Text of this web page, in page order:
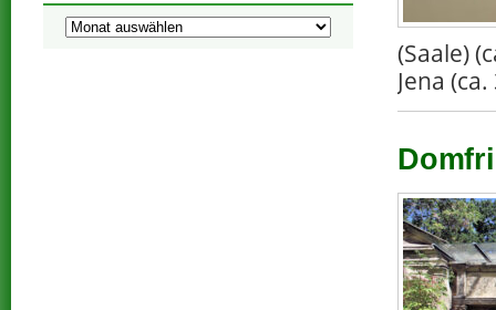
(Saale)
Jena
Archiv